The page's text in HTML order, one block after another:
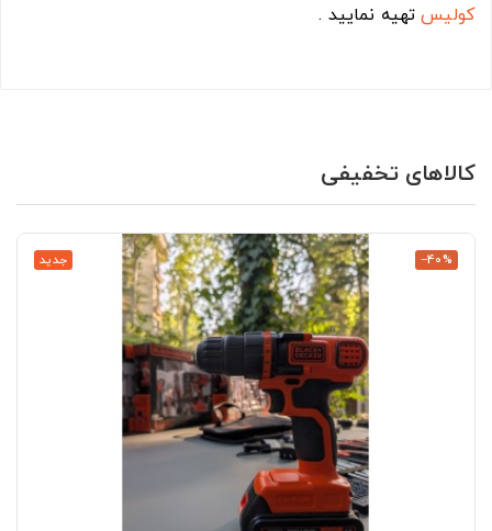
کولیستهیه نمایید .
کالاهای تخفیفی
جدید ‎−40%